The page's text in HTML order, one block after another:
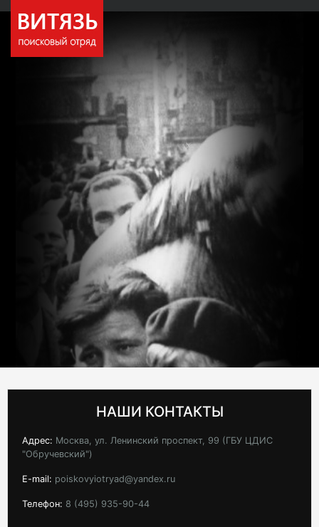
НАШИ КОНТАКТЫ
Адрес: Москва, ул. Ленинский проспект, 99 (ГБУ ЦДИС
"Обручевский")
E-mail: poiskovyiotryad@yandex.ru
Телефон: 8 (495) 935-90-44